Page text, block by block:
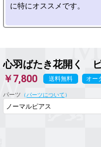
に特にオススメです。
心羽ばたき花開く
￥7,800
送料無料 オー
パーツ （パーツについて ）